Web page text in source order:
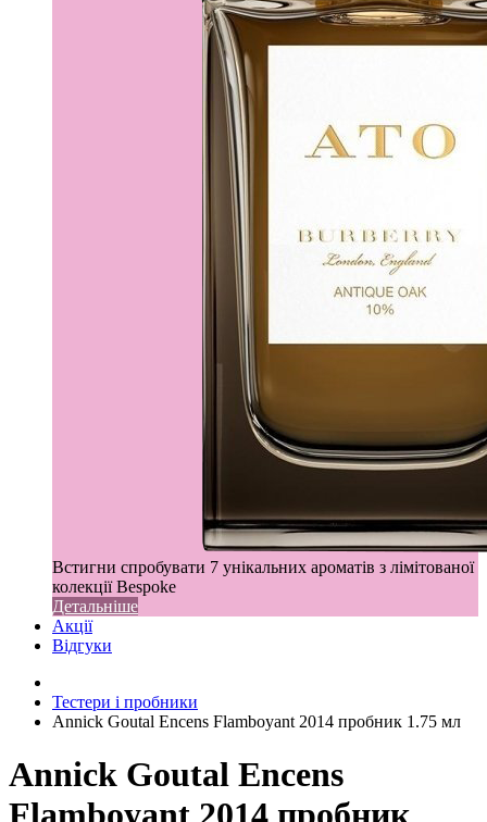
Встигни спробувати 7 унікальних ароматів з лімітованої
колекції Bespoke
Детальніше
Акції
Відгуки
Тестери і пробники
Annick Goutal Encens Flamboyant 2014 пробник 1.75 мл
Annick Goutal Encens